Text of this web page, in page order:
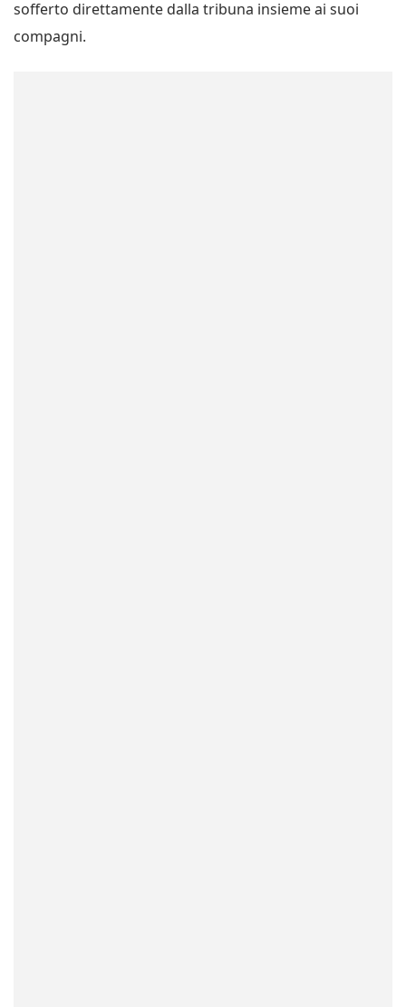
sofferto direttamente dalla tribuna insieme ai suoi
compagni.